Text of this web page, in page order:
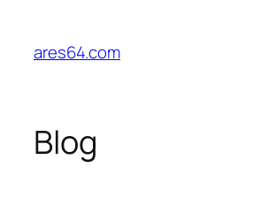
springen
ares64.com
Blog